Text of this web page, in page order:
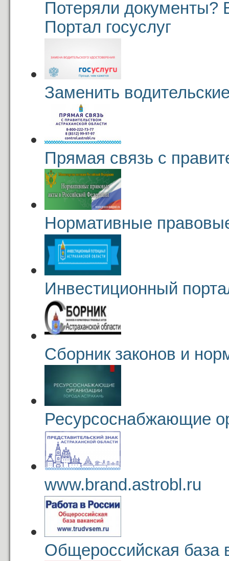
Потеряли документы?
Портал госуслуг
Заменить
Прямая связь с
Нормативные
Инвестиционный
Сборник законов и
Ресурсоснабжающие
www.brand.astrobl.ru
Общероссийская база